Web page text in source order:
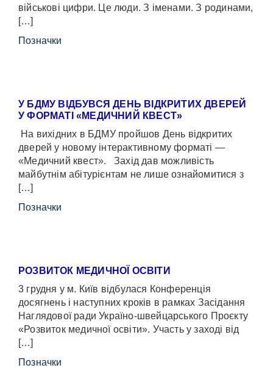
військові цифри. Це люди. З іменами. З родинами,
[…]
Позначки
У БДМУ ВІДБУВСЯ ДЕНЬ ВІДКРИТИХ ДВЕРЕЙ
У ФОРМАТІ «МЕДИЧНИЙ КВЕСТ»
На вихідних в БДМУ пройшов День відкритих
дверей у новому інтерактивному форматі —
«Медичний квест». Захід дав можливість
майбутнім абітурієнтам не лише ознайомитися з
[…]
Позначки
РОЗВИТОК МЕДИЧНОЇ ОСВІТИ
3 грудня у м. Київ відбулася Конференція
досягнень і наступних кроків в рамках Засідання
Наглядової ради Україно-швейцарського Проєкту
«Розвиток медичної освіти». Участь у заході від
[…]
Позначки